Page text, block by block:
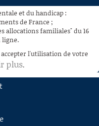
et du handicap :
de France ;
allocations familiales" du 16
ligne.
accepter l'utilisation de votre
plus.